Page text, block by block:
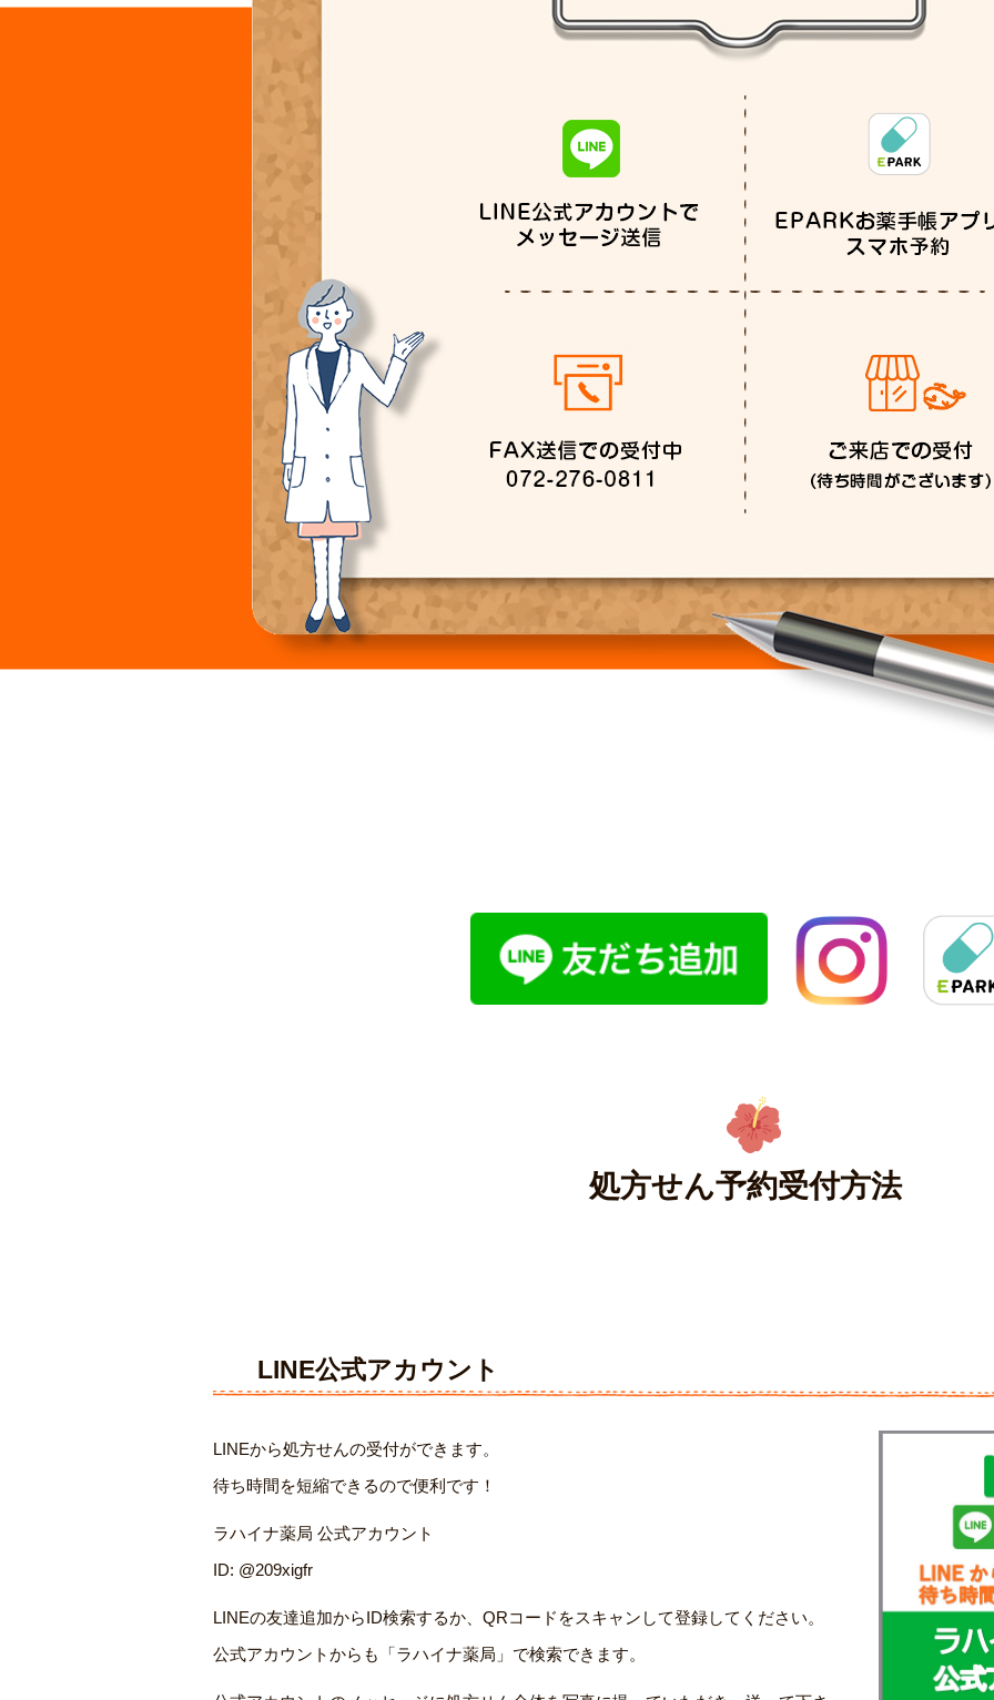
処方せん予約受付方法
LINE公式アカウント
LINEから処方せんの受付ができます。
待ち時間を短縮できるので便利です！
ラハイナ薬局 公式アカウント
ID: @209xigfr
LINEの友達追加からID検索するか、QRコードをスキャンして登録してください。
公式アカウントからも「ラハイナ薬局」で検索できます。